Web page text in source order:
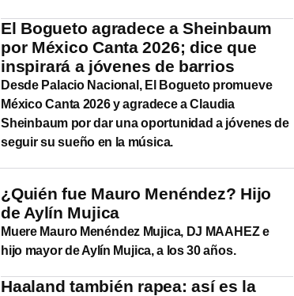
El Bogueto agradece a Sheinbaum
por México Canta 2026; dice que
inspirará a jóvenes de barrios
Desde Palacio Nacional, El Bogueto promueve
México Canta 2026 y agradece a Claudia
Sheinbaum por dar una oportunidad a jóvenes de
seguir su sueño en la música.
¿Quién fue Mauro Menéndez? Hijo
de Aylín Mujica
Muere Mauro Menéndez Mujica, DJ MAAHEZ e
hijo mayor de Aylín Mujica, a los 30 años.
Haaland también rapea: así es la